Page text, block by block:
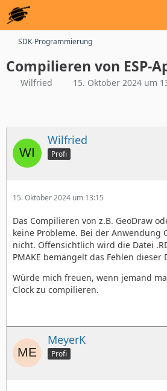
SDK-Programmierung
Compilieren von ESP-
Wilfried 15. Oktober 2024 um
Wilfried
Profi
15. Oktober 2024 um 13:15
Das Compilieren von z.B. GeoDraw
keine Probleme. Bei der Anwendung
nicht. Offensichtlich wird die Datei
PMAKE bemängelt das Fehlen dieser
Würde mich freuen, wenn jemand
Clock zu compilieren.
MeyerK
Profi